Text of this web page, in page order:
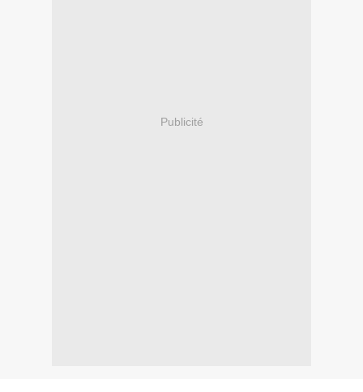
Publicité